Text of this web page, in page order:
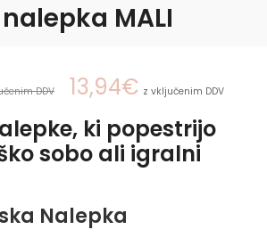
MALI
DDV 13,94€ z vključenim DDV
ki popestrijo
sobo ali igralni
Nalepka